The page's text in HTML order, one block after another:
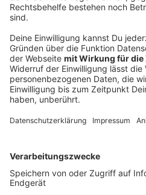
Ausrüstung oder
eine Yogamatte und ein
Anzeige
Stresskiller und
Doch Yoga kann noch viel
Stresskiller